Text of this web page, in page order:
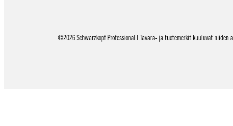
©2026 Schwarzkopf Professional | Tavara- ja tuotemerkit kuuluvat niiden